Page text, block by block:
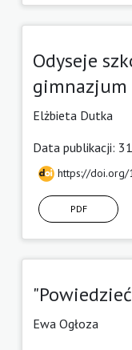
Odyseje
gimnazjum
Elżbieta Dutka
Data publikacji:
https://doi.org/
PDF
Ewa Ogłoza